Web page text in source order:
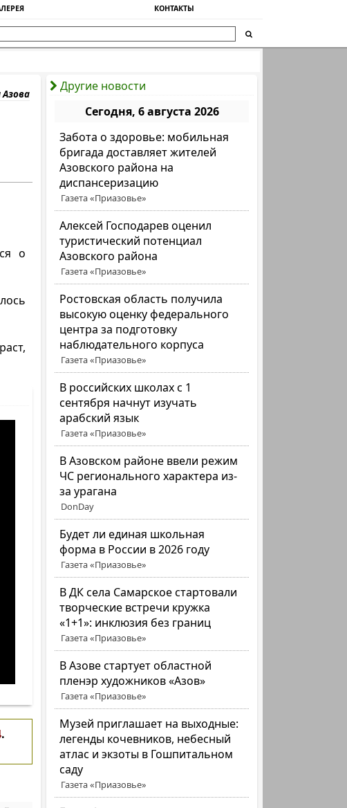
КОНТАКТЫ
Другие новости
Сегодня, 6 августа 2026
Забота о здоровье: мобильная
бригада доставляет жителей
Азовского района на
диспансеризацию
Газета «Приазовье»
Алексей Господарев оценил
туристический потенциал
Азовского района
Газета «Приазовье»
Ростовская область получила
высокую оценку федерального
центра за подготовку
наблюдательного корпуса
Газета «Приазовье»
В российских школах с 1
сентября начнут изучать
арабский язык
Газета «Приазовье»
В Азовском районе ввели режим
ЧС регионального характера из-
за урагана
DonDay
Будет ли единая школьная
форма в России в 2026 году
Газета «Приазовье»
В ДК села Самарское стартовали
творческие встречи кружка
«1+1»: инклюзия без границ
Газета «Приазовье»
В Азове стартует областной
пленэр художников «Азов»
Газета «Приазовье»
Музей приглашает на выходные:
легенды кочевников, небесный
атлас и экзоты в Гошпитальном
саду
Газета «Приазовье»
о
.